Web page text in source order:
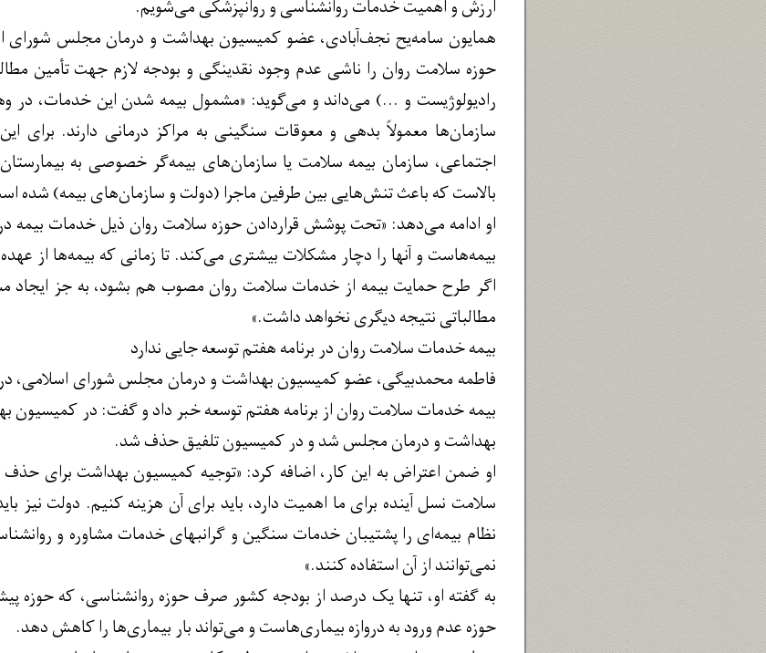
ارزش و اهمیت خدمات روانشناسی و روانپزشکی می‌شویم.
همایون سامه‌یح نجف‌آبادی، عضو کمیسیون بهداشت و درمان مجلس شورای
حوزه سلامت روان را ناشی عدم وجود نقدینگی و بودجه لازم جهت تأمین
رادیولوژیست و ...) می‌داند و می‌گوید: «مشمول بیمه شدن این خدمات، در
سازمان‌ها معمولاً بدهی و معوقات سنگینی به مراکز درمانی دارند. برای
اجتماعی، سازمان بیمه سلامت یا سازمان‌های بیمه‌گر خصوصی به
بالاست که باعث تنش‌هایی بین طرفین ماجرا (دولت و سازمان‌های بیمه) شده
او ادامه می‌دهد: «تحت پوشش قراردادن حوزه سلامت روان ذیل خدمات
بیمه‌هاست و آنها را دچار مشکلات بیشتری می‌کند. تا زمانی که بیمه‌ها از
اگر طرح حمایت بیمه از خدمات سلامت روان مصوب هم بشود، به جز
مطالباتی نتیجه دیگری نخواهد داشت.»
بیمه خدمات سلامت روان در برنامه هفتم توسعه جایی ندارد
بیمه خدمات سلامت روان از برنامه هفتم توسعه خبر داد و گفت: در
بهداشت و درمان مجلس شد و در کمیسیون تلفیق حذف شد.
او ضمن اعتراض به این کار، اضافه کرد: «توجیه کمیسیون بهداشت برای
سلامت نسل آینده برای ما اهمیت دارد، باید برای آن هزینه کنیم. دولت نیز
نظام بیمه‌ای را پشتیبان خدمات سنگین و گرانبهای خدمات مشاوره و
نمی‌توانند از آن استفاده کنند.»
به گفته او، تنها یک درصد از بودجه کشور صرف حوزه روانشناسی، که
حوزه عدم ورود به دروازه بیماری‌هاست و می‌تواند بار بیماری‌ها را کاهش دهد.